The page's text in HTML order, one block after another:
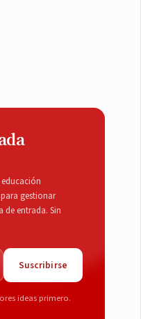
gestionar
de entrada. Sin
Suscribirse
ideas primero.